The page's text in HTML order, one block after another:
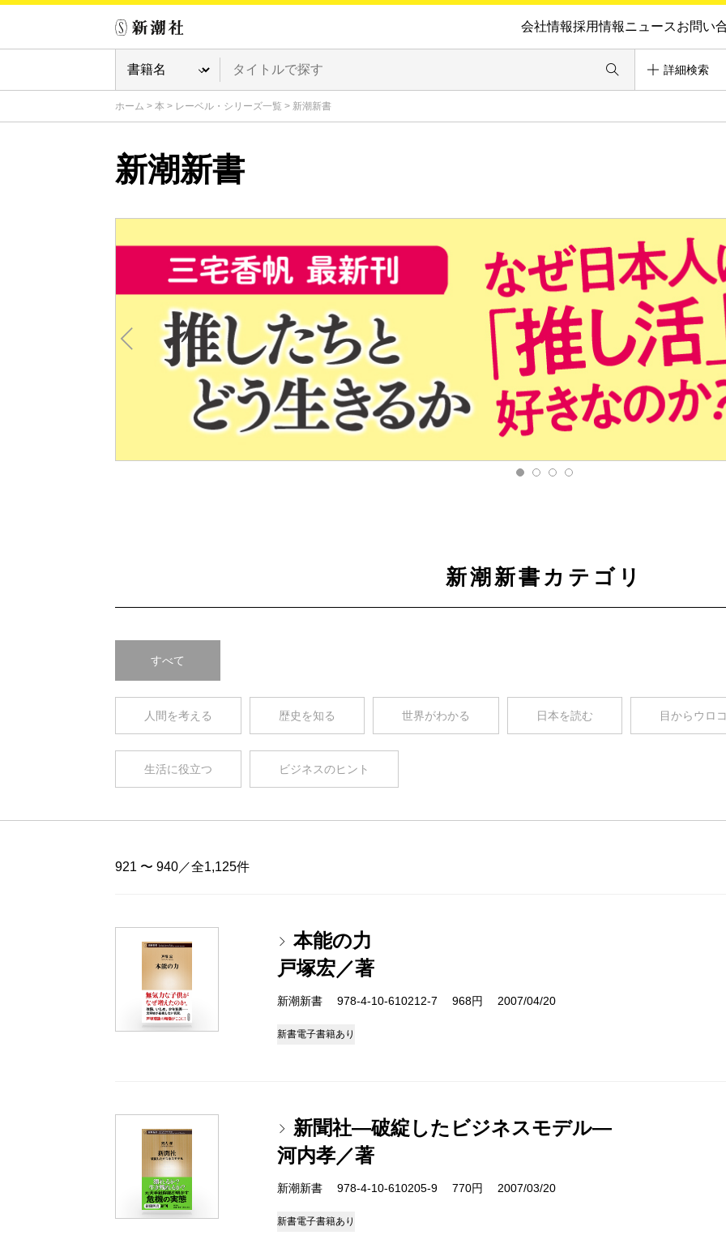
会社情報採用情報ニュースお問い
詳細検索
ホーム > 本 > レーベル・シリーズ一覧 > 新潮新書
新潮新書
新潮新書カテゴリ
すべて
人間を考える 歴史を知る 世界がわかる 日本を読む 目からウロコ
生活に役立つ ビジネスのヒント
921 〜 940／全1,125件
本能の力
戸塚宏／著
新潮新書 978-4-10-610212-7 968円 2007/04/20
新書電子書籍あり
新聞社―破綻したビジネスモデル―
河内孝／著
新潮新書 978-4-10-610205-9 770円 2007/03/20
新書電子書籍あり